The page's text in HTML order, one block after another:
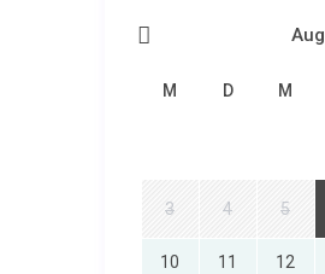
M D M
3 4 5
10 11 12